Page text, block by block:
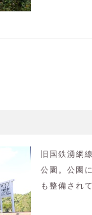
旧国鉄湧網
公園。公園
も整備され